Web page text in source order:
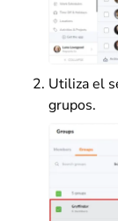
Utiliza el
grupos.